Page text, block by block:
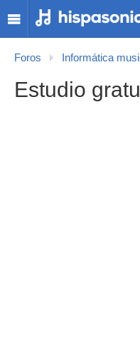
Foros Informática
Estudio